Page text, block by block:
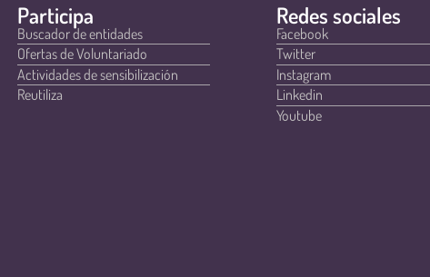
Participa
Buscador de entidades
Ofertas de Voluntariado
Actividades de sensibilización
Reutiliza
Redes sociales
Facebook
Twitter
Instagram
Linkedin
Youtube